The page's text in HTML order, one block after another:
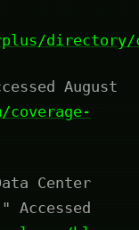
directory/
August
Center
Accessed